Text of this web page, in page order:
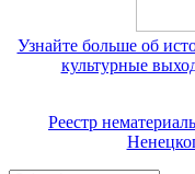
Узнайте больше об
культурные
Реестр